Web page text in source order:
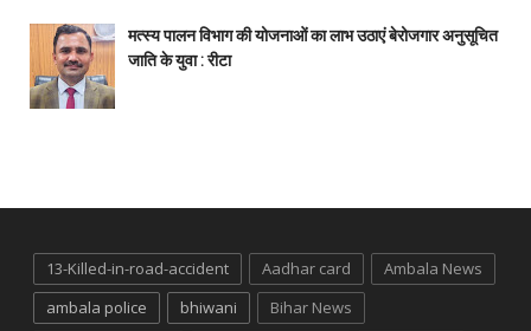
मत्स्य पालन विभाग की योजनाओं का लाभ उठाएं बेरोजगार अनुसूचित
जाति के युवा : रीटा
13-Killed-in-road-accident Aadhar card
Ambala News
ambala police
bhiwani
Bihar News